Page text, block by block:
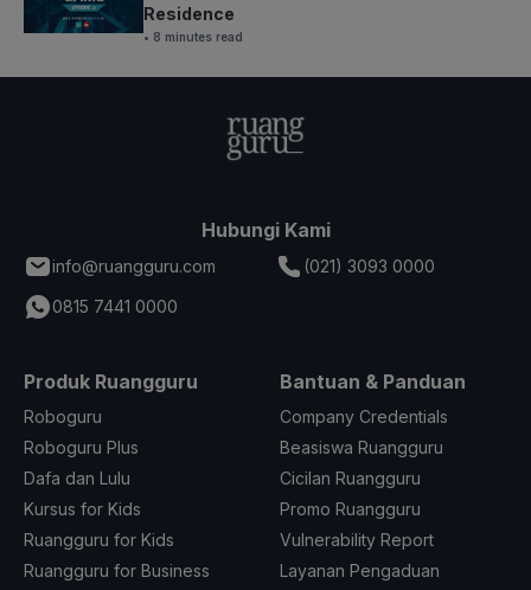
Residence
• 8 minutes read
Hubungi Kami
info@ruangguru.com
(021) 3093 0000
0815 7441 0000
Produk Ruangguru
Roboguru
Roboguru Plus
Dafa dan Lulu
Kursus for Kids
Ruangguru for Kids
Ruangguru for Business
Bantuan & Panduan
Company Credentials
Beasiswa Ruangguru
Cicilan Ruangguru
Promo Ruangguru
Vulnerability Report
Layanan Pengaduan